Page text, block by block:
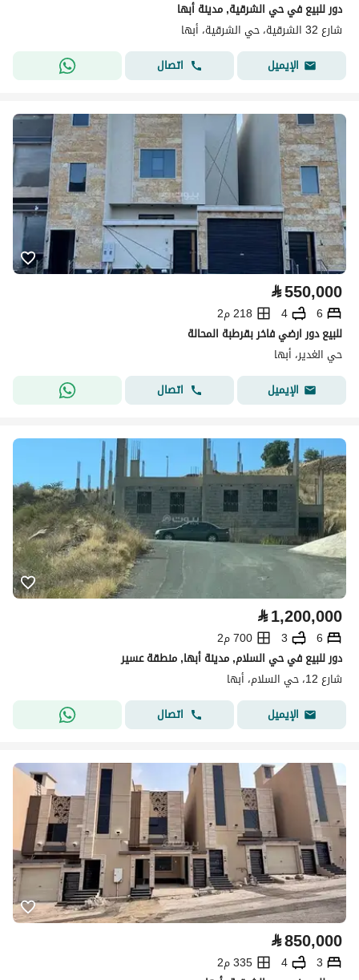
دور للبيع في حي الشرقية, مدينة أبها
شارع 32 الشرقية، حي الشرقية، أبها
الإيميل
اتصال
⃁550,000
6
4
218 م2
للبيع دور ارضي فاخر بقرطبة المحالة
حي الغدير، أبها
الإيميل
اتصال
⃁1,200,000
6
3
700 م2
دور للبيع في حي السلام, مدينة أبها, منطقة عسير
شارع 12، حي السلام، أبها
الإيميل
اتصال
⃁850,000
3
4
335 م2